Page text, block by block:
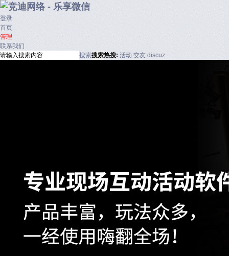
登录
首页
管理
联系我们
搜索搜索热搜: 活动 交友 discuz